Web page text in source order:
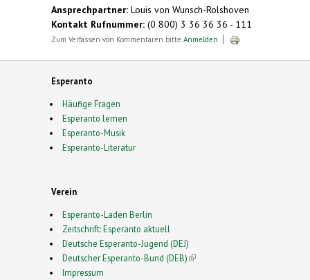
Ansprechpartner: Louis von Wunsch-Rolshoven
Kontakt Rufnummer: (0 800) 3 36 36 36 - 111
Zum Verfassen von Kommentaren bitte Anmelden
Esperanto
Häufige Fragen
Esperanto lernen
Esperanto-Musik
Esperanto-Literatur
Verein
Esperanto-Laden Berlin
Zeitschrift: Esperanto aktuell
Deutsche Esperanto-Jugend (DEJ)
Deutscher Esperanto-Bund (DEB)(link is external)
Impressum